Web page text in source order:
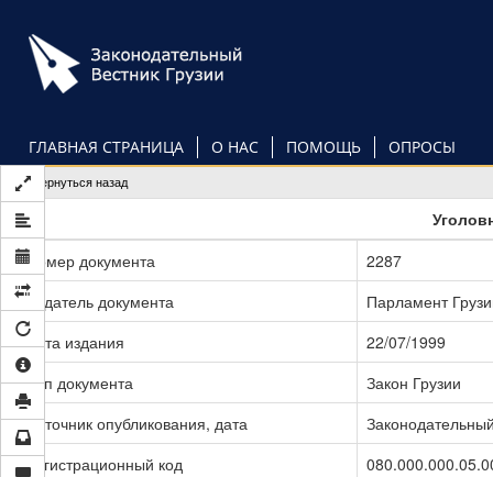
основному
содержанию
ГЛАВНАЯ СТРАНИЦА О НАС ПОМОЩЬ ОПРОСЫ
Вернуться назад
Номер документа
2287
Издатель документа
Парламент
Дата издания
22/07/1999
Тип документа
Закон Грузии
Источник опубликования, дата
Регистрационный код